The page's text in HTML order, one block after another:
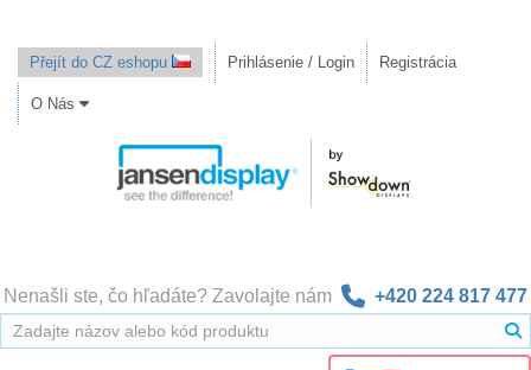
Přejít do CZ eshopu Prihlásenie / Login Registrácia
O Nás
Nenašli ste, čo hľadáte? Zavolajte nám +420 224 817 477